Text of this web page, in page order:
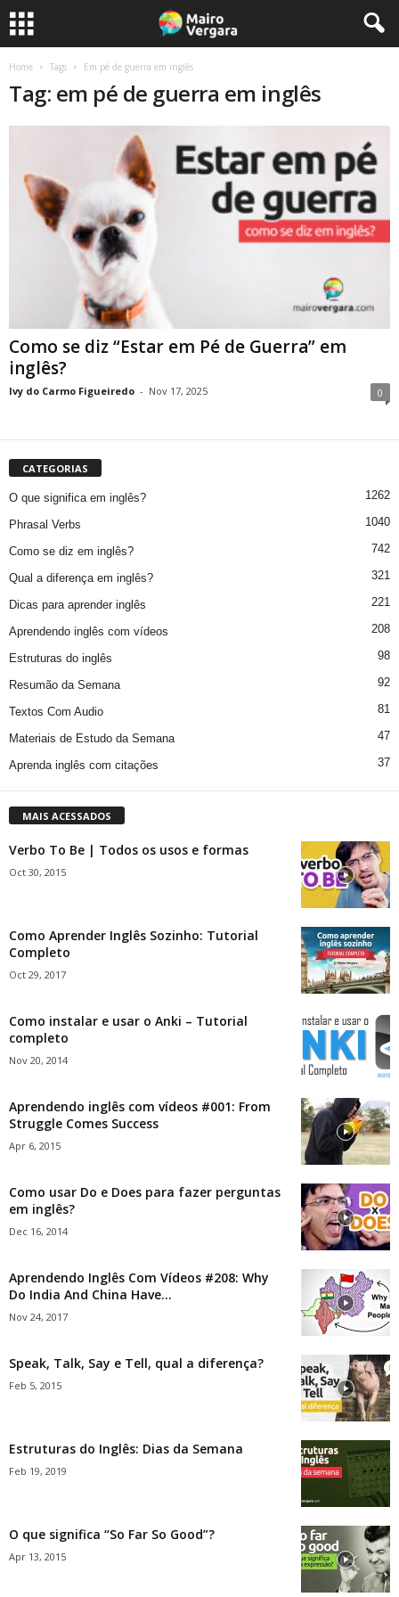
Home Tags Em pé de guerra em inglês
Tag: em pé de guerra em inglês
Como se diz “Estar em Pé de Guerra” em
inglês?
Ivy do Carmo Figueiredo - Nov 17, 2025 0
CATEGORIAS
O que significa em inglês? 1262
Phrasal Verbs 1040
Como se diz em inglês? 742
Qual a diferença em inglês? 321
Dicas para aprender inglês 221
Aprendendo inglês com vídeos 208
Estruturas do inglês 98
Resumão da Semana 92
Textos Com Audio 81
Materiais de Estudo da Semana 47
Aprenda inglês com citações 37
MAIS ACESSADOS
Verbo To Be | Todos os usos e formas
Oct 30, 2015
Como Aprender Inglês Sozinho: Tutorial
Completo
Oct 29, 2017
Como instalar e usar o Anki – Tutorial
completo
Nov 20, 2014
Aprendendo inglês com vídeos #001: From
Struggle Comes Success
Apr 6, 2015
Como usar Do e Does para fazer perguntas
em inglês?
Dec 16, 2014
Aprendendo Inglês Com Vídeos #208: Why
Do India And China Have...
Nov 24, 2017
Speak, Talk, Say e Tell, qual a diferença?
Feb 5, 2015
Estruturas do Inglês: Dias da Semana
Feb 19, 2019
O que significa “So Far So Good”?
Apr 13, 2015